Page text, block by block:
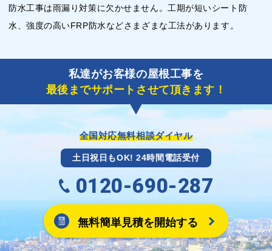
防水工事は雨漏り対策に欠かせません。工期が短いシート防
水、強度の高いFRP防水などさまざまな工法があります。
私達がお客様の屋根工事を
最後までサポートさせて頂きます！
全国対応無料相談ダイヤル
土日祝日もOK! 24時間電話受付
0120-690-287
無料簡単見積を開始する